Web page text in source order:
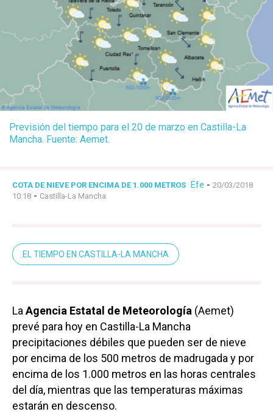
Previsión del tiempo para el 20 de marzo en Castilla-La
Mancha. Fuente: Aemet.
COTA DE NIEVE POR ENCIMA DE 1.000 METROS Efe - 20/03/2018
10:18 - Castilla-La Mancha
EL TIEMPO EN CASTILLA-LA MANCHA
La Agencia Estatal de Meteorología (Aemet)
prevé para hoy en Castilla-La Mancha
precipitaciones débiles que pueden ser de nieve
por encima de los 500 metros de madrugada y por
encima de los 1.000 metros en las horas centrales
del día, mientras que las temperaturas máximas
estarán en descenso.